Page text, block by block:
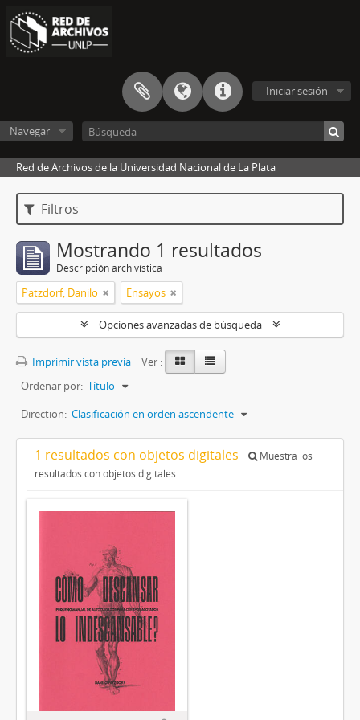
Iniciar sesión
Navegar
Red de Archivos de la Universidad Nacional de La Plata
Filtros
Mostrando 1 resultados
Descripción archivística
Patzdorf, Danilo Ensayos
Opciones avanzadas de búsqueda
Imprimir vista previa
Ver :
Ordenar por: Título
Direction: Clasificación en orden ascendente
1 resultados con objetos digitales
Muestra los
resultados con objetos digitales